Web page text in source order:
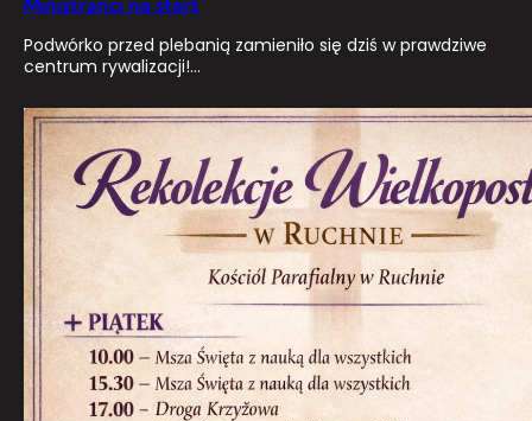
Podwórko przed plebanią zamieniło się dziś w prawdziwe
centrum rywalizacji!…